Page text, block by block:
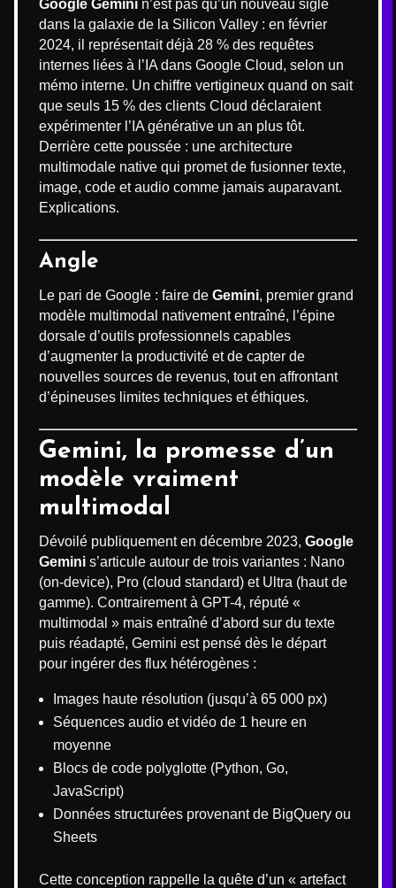
Google Gemini n’est pas qu’un nouveau sigle
dans la galaxie de la Silicon Valley : en février
2024, il représentait déjà 28 % des requêtes
internes liées à l’IA dans Google Cloud, selon un
mémo interne. Un chiffre vertigineux quand on sait
que seuls 15 % des clients Cloud déclaraient
expérimenter l’IA générative un an plus tôt.
Derrière cette poussée : une architecture
multimodale native qui promet de fusionner texte,
image, code et audio comme jamais auparavant.
Explications.
Angle
Le pari de Google : faire de Gemini, premier grand
modèle multimodal nativement entraîné, l’épine
dorsale d’outils professionnels capables
d’augmenter la productivité et de capter de
nouvelles sources de revenus, tout en affrontant
d’épineuses limites techniques et éthiques.
Gemini, la promesse d’un
modèle vraiment
multimodal
Dévoilé publiquement en décembre 2023, Google
Gemini s’articule autour de trois variantes : Nano
(on-device), Pro (cloud standard) et Ultra (haut de
gamme). Contrairement à GPT-4, réputé «
multimodal » mais entraîné d’abord sur du texte
puis réadapté, Gemini est pensé dès le départ
pour ingérer des flux hétérogènes :
Images haute résolution (jusqu’à 65 000 px)
Séquences audio et vidéo de 1 heure en
moyenne
Blocs de code polyglotte (Python, Go,
JavaScript)
Données structurées provenant de BigQuery ou
Sheets
Cette conception rappelle la quête d’un « artefact